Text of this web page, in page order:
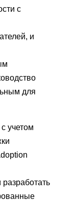
с
и
для
учетом